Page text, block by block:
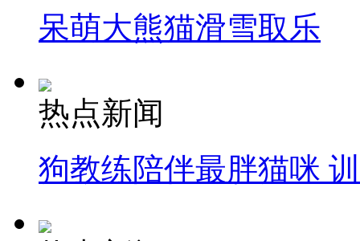
呆萌大熊猫滑雪取乐
热点新闻
狗教练陪伴最胖猫咪